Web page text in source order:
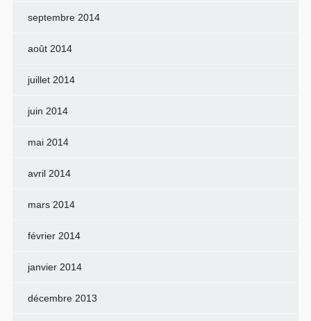
septembre 2014
août 2014
juillet 2014
juin 2014
mai 2014
avril 2014
mars 2014
février 2014
janvier 2014
décembre 2013